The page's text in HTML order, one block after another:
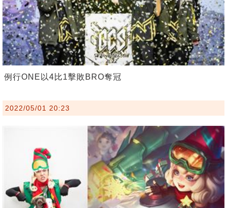
例行ONE以4比1擊敗BRO奪冠
2022/05/01 20:23